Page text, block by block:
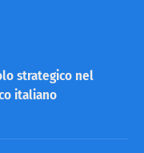
strategico nel
italiano